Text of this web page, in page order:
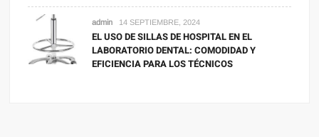
admin 14 SEPTIEMBRE, 2024
EL USO DE SILLAS DE HOSPITAL EN EL
LABORATORIO DENTAL: COMODIDAD Y
EFICIENCIA PARA LOS TÉCNICOS